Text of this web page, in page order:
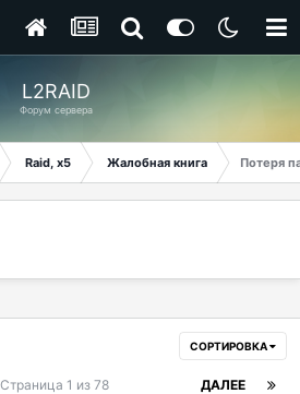
L2RAID
Форум сервера
Raid, x5 Жалобная книга Потеря
СОРТИРОВКА
ДАЛЕЕ
Страница 1 из 78